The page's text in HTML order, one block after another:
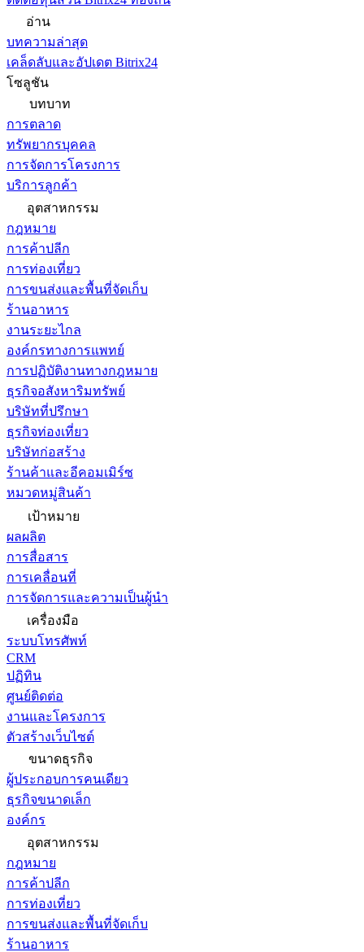
อ่าน
บทความล่าสุด
เคล็ดลับและอัปเดต Bitrix24
โซลูชัน
บทบาท
การตลาด
ทรัพยากรบุคคล
การจัดการโครงการ
บริการลูกค้า
อุตสาหกรรม
กฎหมาย
การค้าปลีก
การท่องเที่ยว
การขนส่งและพื้นที่จัดเก็บ
ร้านอาหาร
งานระยะไกล
องค์กรทางการแพทย์
การปฏิบัติงานทางกฎหมาย
ธุรกิจอสังหาริมทรัพย์
บริษัทที่ปรึกษา
ธุรกิจท่องเที่ยว
บริษัทก่อสร้าง
ร้านค้าและอีคอมเมิร์ซ
หมวดหมู่สินค้า
เป้าหมาย
ผลผลิต
การสื่อสาร
การเคลื่อนที่
การจัดการและความเป็นผู้นำ
เครื่องมือ
ระบบโทรศัพท์
CRM
ปฏิทิน
ศูนย์ติดต่อ
งานและโครงการ
ตัวสร้างเว็บไซต์
ขนาดธุรกิจ
ผู้ประกอบการคนเดียว
ธุรกิจขนาดเล็ก
องค์กร
อุตสาหกรรม
กฎหมาย
การค้าปลีก
การท่องเที่ยว
การขนส่งและพื้นที่จัดเก็บ
ร้านอาหาร